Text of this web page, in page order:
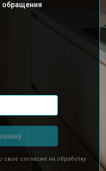
обращения
свое согласие на обработку